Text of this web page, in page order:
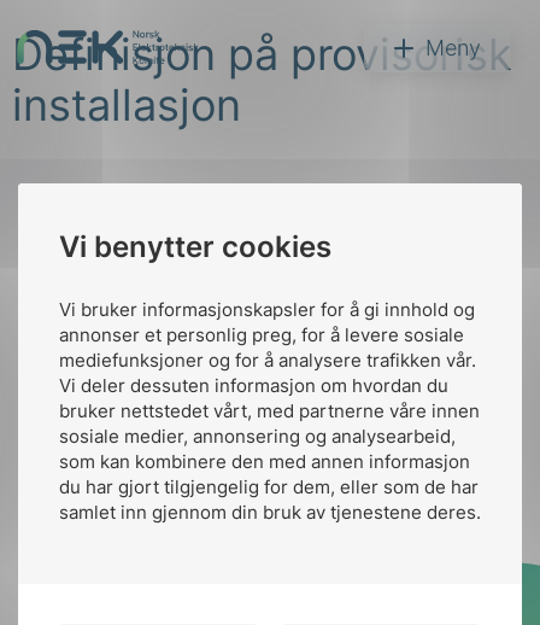
Vi benytter cookies
Vi bruker informasjonskapsler for å gi innhold og
annonser et personlig preg, for å levere sosiale
mediefunksjoner og for å analysere trafikken vår.
Vi deler dessuten informasjon om hvordan du
bruker nettstedet vårt, med partnerne våre innen
sosiale medier, annonsering og analysearbeid,
som kan kombinere den med annen informasjon
du har gjort tilgjengelig for dem, eller som de har
samlet inn gjennom din bruk av tjenestene deres.
til
innhold
NEK Meny
Søk
Definisjon på provisorisk
installasjon
Kontakt oss
Ansatte
nek@nek.no
Kontakt
Bruk av Cookies
toppen